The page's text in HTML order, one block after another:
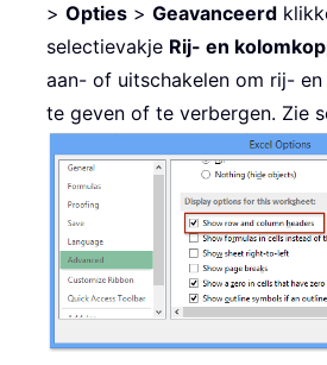
> Opties > Geavanceerd
selectievakje Rij- en
aan- of uitschakelen om rij-
te geven of te verbergen. Zie